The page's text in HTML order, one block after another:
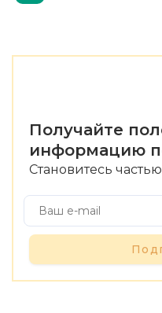
Получайте
информацию
Становитесь